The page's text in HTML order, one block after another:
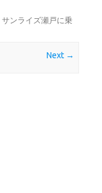
サンライズ瀬戸に乗
Next →